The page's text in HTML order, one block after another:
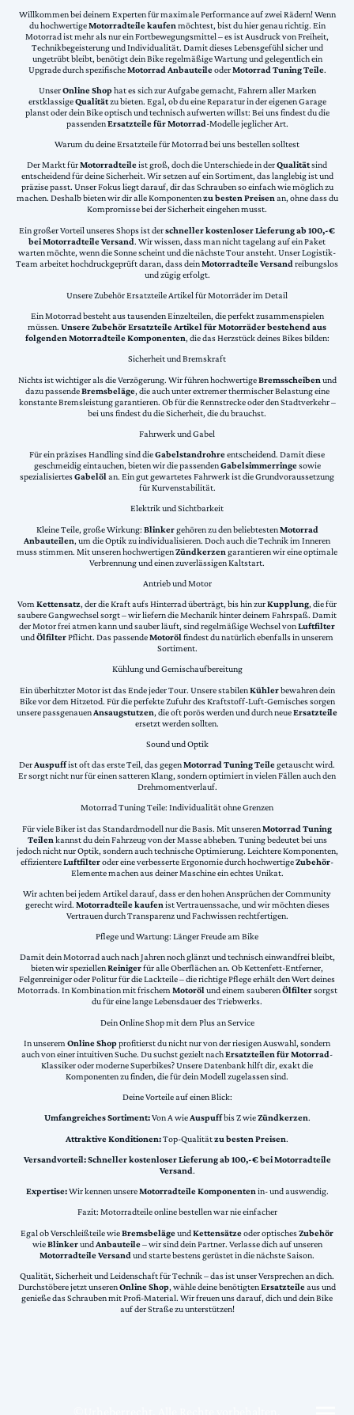
Willkommen bei deinem Experten für maximale Performance auf zwei Rädern! Wenn
du hochwertigeMotorradteile kaufen möchtest, bist du hier genau richtig. Ein
Motorrad ist mehr als nur ein Fortbewegungsmittel – es ist Ausdruck von Freiheit,
Technikbegeisterung und Individualität. Damit dieses Lebensgefühl sicher und
ungetrübt bleibt, benötigt dein Bike regelmäßige Wartung und gelegentlich ein
Upgrade durch spezifischeMotorrad AnbauteileoderMotorrad Tuning Teile.
UnserOnline Shophat es sich zur Aufgabe gemacht, Fahrern aller Marken
erstklassigeQualitätzu bieten. Egal, ob du eine Reparatur in der eigenen Garage
planst oder dein Bike optisch und technisch aufwerten willst: Bei uns findest du die
passendenErsatzteile für Motorrad-Modelle jeglicher Art.
Warum du deine Ersatzteile für Motorrad bei uns bestellen solltest
Der Markt fürMotorradteileist groß, doch die Unterschiede in derQualitätsind
entscheidend für deine Sicherheit. Wir setzen auf ein Sortiment, das langlebig ist und
präzise passt. Unser Fokus liegt darauf, dir das Schrauben so einfach wie möglich zu
machen. Deshalb bieten wir dir alle Komponentenzu besten Preisenan, ohne dass du
Kompromisse bei der Sicherheit eingehen musst.
Ein großer Vorteil unseres Shops ist derschneller kostenloser Lieferung ab 100,-€
bei Motorradteile Versand. Wir wissen, dass man nicht tagelang auf ein Paket
warten möchte, wenn die Sonne scheint und die nächste Tour ansteht. Unser Logistik-
Team arbeitet hochdruckgeprüft daran, dass deinMotorradteile Versand reibungslos
und zügig erfolgt.
Unsere Zubehör Ersatzteile Artikel für Motorräder im Detail
Ein Motorrad besteht aus tausenden Einzelteilen, die perfekt zusammenspielen
müssen. Unsere Zubehör Ersatzteile Artikel für Motorräder bestehend aus
folgenden Motorradteile Komponenten, die das Herzstück deines Bikes bilden:
Sicherheit und Bremskraft
Nichts ist wichtiger als die Verzögerung. Wir führen hochwertigeBremsscheiben und
dazu passendeBremsbeläge, die auch unter extremer thermischer Belastung eine
konstante Bremsleistung garantieren. Ob für die Rennstrecke oder den Stadtverkehr –
bei uns findest du die Sicherheit, die du brauchst.
Fahrwerk und Gabel
Für ein präzises Handling sind dieGabelstandrohreentscheidend. Damit diese
geschmeidig eintauchen, bieten wir die passendenGabelsimmerringesowie
spezialisiertesGabelölan. Ein gut gewartetes Fahrwerk ist die Grundvoraussetzung
für Kurvenstabilität.
Elektrik und Sichtbarkeit
Kleine Teile, große Wirkung: Blinkergehören zu den beliebtestenMotorrad
Anbauteilen, um die Optik zu individualisieren. Doch auch die Technik im Inneren
muss stimmen. Mit unseren hochwertigenZündkerzen garantieren wir eine optimale
Verbrennung und einen zuverlässigen Kaltstart.
Antrieb und Motor
VomKettensatz, der die Kraft aufs Hinterrad überträgt, bis hin zurKupplung, die für
saubere Gangwechsel sorgt – wir liefern die Mechanik hinter deinem Fahrspaß. Damit
der Motor frei atmen kann und sauber läuft, sind regelmäßige Wechsel vonLuftfilter
undÖlfilterPflicht. Das passendeMotorölfindest du natürlich ebenfalls in unserem
Sortiment.
Kühlung und Gemischaufbereitung
Ein überhitzter Motor ist das Ende jeder Tour. Unsere stabilenKühlerbewahren dein
Bike vor dem Hitzetod. Für die perfekte Zufuhr des Kraftstoff-Luft-Gemisches sorgen
unsere passgenauenAnsaugstutzen, die oft porös werden und durch neueErsatzteile
ersetzt werden sollten.
Sound und Optik
DerAuspuffist oft das erste Teil, das gegenMotorrad Tuning Teilegetauscht wird.
Er sorgt nicht nur für einen satteren Klang, sondern optimiert in vielen Fällen auch den
Drehmomentverlauf.
Motorrad Tuning Teile: Individualität ohne Grenzen
Für viele Biker ist das Standardmodell nur die Basis. Mit unserenMotorrad Tuning
Teilen kannst du dein Fahrzeug von der Masse abheben. Tuning bedeutet bei uns
jedoch nicht nur Optik, sondern auch technische Optimierung. Leichtere Komponenten,
effizientereLuftfilteroder eine verbesserte Ergonomie durch hochwertigeZubehör-
Elemente machen aus deiner Maschine ein echtes Unikat.
Wir achten bei jedem Artikel darauf, dass er den hohen Ansprüchen der Community
gerecht wird. Motorradteile kaufen ist Vertrauenssache, und wir möchten dieses
Vertrauen durch Transparenz und Fachwissen rechtfertigen.
Pflege und Wartung: Länger Freude am Bike
Damit dein Motorrad auch nach Jahren noch glänzt und technisch einwandfrei bleibt,
bieten wir speziellenReinigerfür alle Oberflächen an. Ob Kettenfett-Entferner,
Felgenreiniger oder Politur für die Lackteile – die richtige Pflege erhält den Wert deines
Motorrads. In Kombination mit frischemMotorölund einem sauberenÖlfiltersorgst
du für eine lange Lebensdauer des Triebwerks.
Dein Online Shop mit dem Plus an Service
In unserem Online Shopprofitierst du nicht nur von der riesigen Auswahl, sondern
auch von einer intuitiven Suche. Du suchst gezielt nachErsatzteilen für Motorrad-
Klassiker oder moderne Superbikes? Unsere Datenbank hilft dir, exakt die
Komponenten zu finden, die für dein Modell zugelassen sind.
Deine Vorteile auf einen Blick:
Umfangreiches Sortiment:Von A wieAuspuffbis Z wieZündkerzen.
Attraktive Konditionen:Top-Qualitätzu besten Preisen.
Versandvorteil:Schneller kostenloser Lieferung ab 100,-€ bei Motorradteile
Versand.
Expertise:Wir kennen unsereMotorradteile Komponentenin- und auswendig.
Fazit: Motorradteile online bestellen war nie einfacher
Egal ob Verschleißteile wieBremsbelägeundKettensätzeoder optischesZubehör
wieBlinkerundAnbauteile– wir sind dein Partner. Verlasse dich auf unseren
Motorradteile Versand und starte bestens gerüstet in die nächste Saison.
Qualität, Sicherheit und Leidenschaft für Technik – das ist unser Versprechen an dich.
Durchstöbere jetzt unserenOnline Shop, wähle deine benötigtenErsatzteileaus und
genieße das Schrauben mit Profi-Material. Wir freuen uns darauf, dich und dein Bike
auf der Straße zu unterstützen!